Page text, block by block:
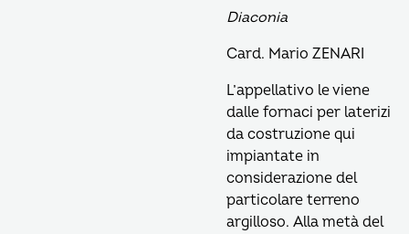
Diaconia
Card. Mario ZENARI
L’appellativo le viene
dalle fornaci per laterizi
da costruzione qui
impiantate in
considerazione del
particolare terreno
argilloso. Alla metà del